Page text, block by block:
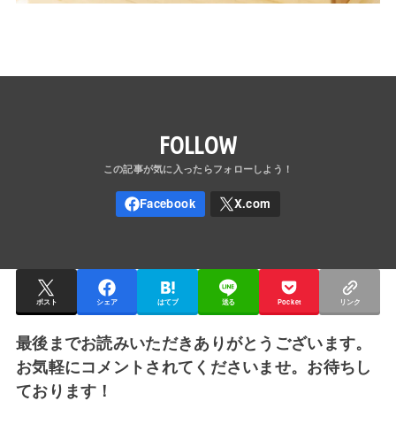
FOLLOW
ポスト シェア はてブ 送る Pocket リンク
最後までお読みいただきありがとうございます。
お気軽にコメントされてくださいませ。お待ちし
ております！